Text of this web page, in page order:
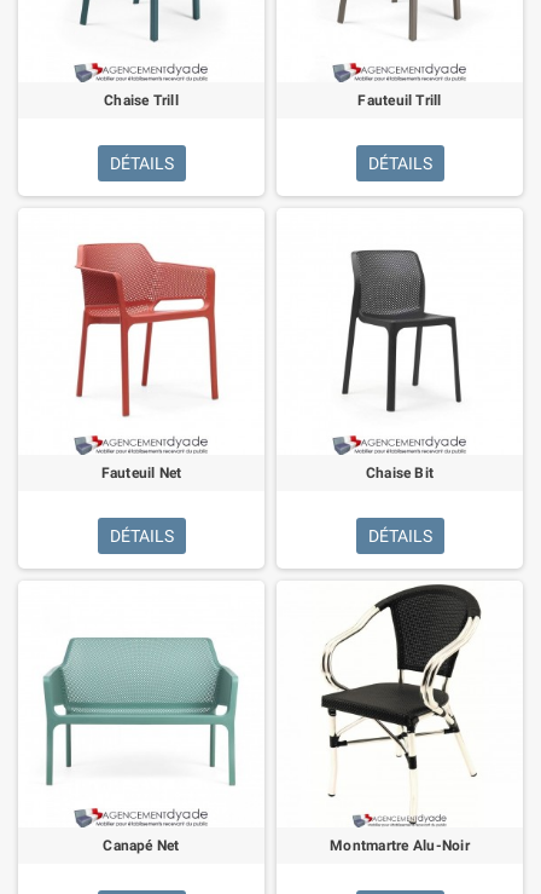
Chaise Trill
DÉTAILS
Fauteuil Trill
DÉTAILS
Fauteuil Net
DÉTAILS
Chaise Bit
DÉTAILS
Canapé Net Montmartre Alu-Noir